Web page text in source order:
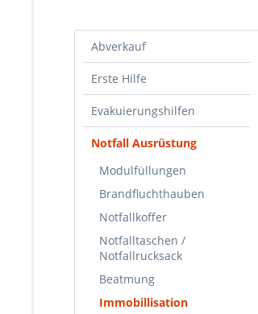
Abverkauf
Erste Hilfe
Evakuierungshilfen
Notfall Ausrüstung
Modulfüllungen
Brandfluchthauben
Notfallkoffer
Notfalltaschen /
Notfallrucksack
Beatmung
Immobillisation